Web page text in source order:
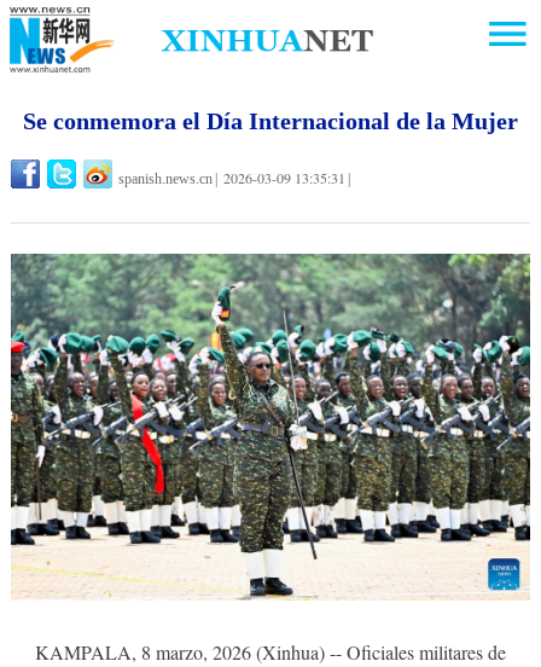
Se conmemora el Día Internacional de la Mujer
spanish.news.cn 2026-03-09 13:35:31
KAMPALA, 8 marzo, 2026 (Xinhua) -- Oficiales militares de